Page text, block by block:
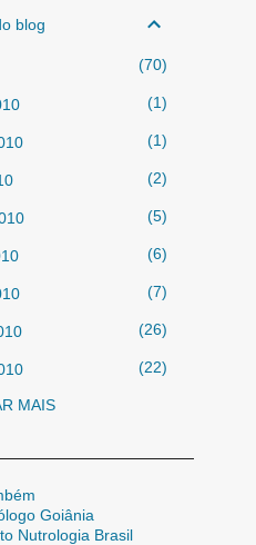
blog
70
1
1
2
5
6
7
26
22
MAIS
Goiânia
Nutrologia Brasil